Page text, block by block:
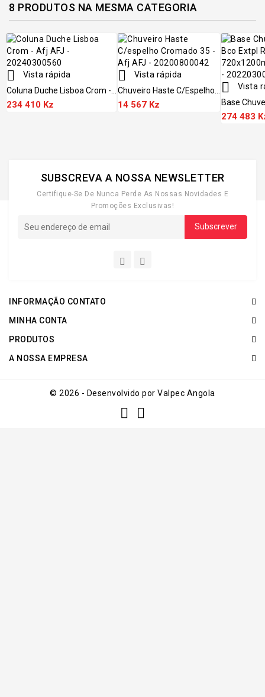
8 PRODUTOS NA MESMA CATEGORIA

Vista rápida
Coluna Duche Lisboa Crom -...
234 410 Kz

Vista rápida
Chuveiro Haste C/espelho...
14 567 Kz

Vista
Base
274 483
SUBSCREVA A NOSSA NEWSLETTER
Certifique-Se De Nunca Perde As Nossas Novidades E
Promoções Exclusivas!
INFORMAÇÃO CONTATO
MINHA CONTA
PRODUTOS
A NOSSA EMPRESA
© 2026 - Desenvolvido por Valpec Angola